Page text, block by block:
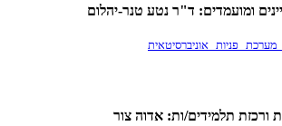
ומועמדים: ד"ר נטע טנר-יהלום
פניות אוניברסיטאית
ורכזת תלמידים/ות: אדוה צור